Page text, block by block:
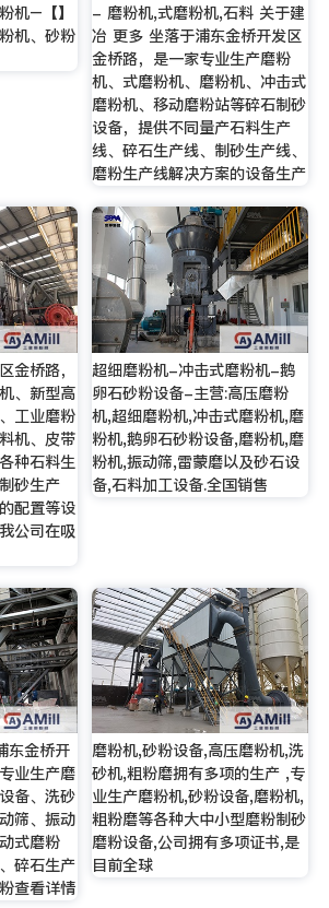
机–【】
机、砂粉
- 磨粉机,式磨粉机,石料 关于建
冶 更多 坐落于浦东金桥开发区
金桥路，是一家专业生产磨粉
机、式磨粉机、磨粉机、冲击式
磨粉机、移动磨粉站等碎石制砂
设备，提供不同量产石料生产
线、碎石生产线、制砂生产线、
磨粉生产线解决方案的设备生产
金桥路，
、新型高
工业磨粉
机、皮带
种石料生
砂生产
配置等设
公司在吸
超细磨粉机-冲击式磨粉机-鹅
卵石砂粉设备-主营:高压磨粉
机,超细磨粉机,冲击式磨粉机,磨
粉机,鹅卵石砂粉设备,磨粉机,磨
粉机,振动筛,雷蒙磨以及砂石设
备,石料加工设备.全国销售
东金桥开
业生产磨
备、洗砂
筛、振动
式磨粉
碎石生产
查看详情
磨粉机,砂粉设备,高压磨粉机,洗
砂机,粗粉磨拥有多项的生产 ,专
业生产磨粉机,砂粉设备,磨粉机,
粗粉磨等各种大中小型磨粉制砂
磨粉设备,公司拥有多项证书,是
目前全球